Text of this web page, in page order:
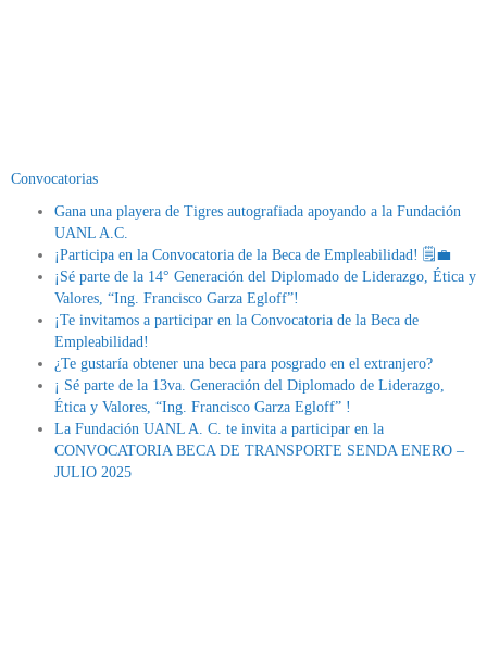
Convocatorias
Gana una playera de Tigres autografiada apoyando a la Fundación
UANL A.C.
¡Participa en la Convocatoria de la Beca de Empleabilidad! 🗒💼
¡Sé parte de la 14° Generación del Diplomado de Liderazgo, Ética y
Valores, “Ing. Francisco Garza Egloff”!
¡Te invitamos a participar en la Convocatoria de la Beca de
Empleabilidad!
¿Te gustaría obtener una beca para posgrado en el extranjero?
¡ Sé parte de la 13va. Generación del Diplomado de Liderazgo,
Ética y Valores, “Ing. Francisco Garza Egloff” !
La Fundación UANL A. C. te invita a participar en la
CONVOCATORIA BECA DE TRANSPORTE SENDA ENERO –
JULIO 2025